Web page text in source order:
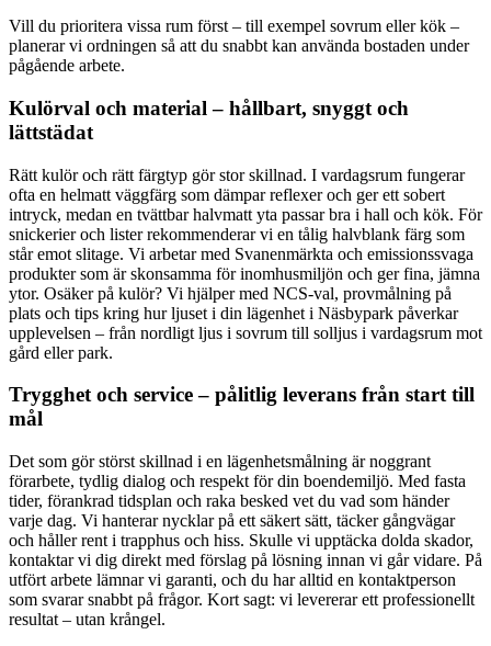
Vill du prioritera vissa rum först – till exempel sovrum eller kök –
planerar vi ordningen så att du snabbt kan använda bostaden under
pågående arbete.
Kulörval och material – hållbart, snyggt och
lättstädat
Rätt kulör och rätt färgtyp gör stor skillnad. I vardagsrum fungerar
ofta en helmatt väggfärg som dämpar reflexer och ger ett sobert
intryck, medan en tvättbar halvmatt yta passar bra i hall och kök. För
snickerier och lister rekommenderar vi en tålig halvblank färg som
står emot slitage. Vi arbetar med Svanenmärkta och emissionssvaga
produkter som är skonsamma för inomhusmiljön och ger fina, jämna
ytor. Osäker på kulör? Vi hjälper med NCS-val, provmålning på
plats och tips kring hur ljuset i din lägenhet i Näsbypark påverkar
upplevelsen – från nordligt ljus i sovrum till solljus i vardagsrum mot
gård eller park.
Trygghet och service – pålitlig leverans från start till
mål
Det som gör störst skillnad i en lägenhetsmålning är noggrant
förarbete, tydlig dialog och respekt för din boendemiljö. Med fasta
tider, förankrad tidsplan och raka besked vet du vad som händer
varje dag. Vi hanterar nycklar på ett säkert sätt, täcker gångvägar
och håller rent i trapphus och hiss. Skulle vi upptäcka dolda skador,
kontaktar vi dig direkt med förslag på lösning innan vi går vidare. På
utfört arbete lämnar vi garanti, och du har alltid en kontaktperson
som svarar snabbt på frågor. Kort sagt: vi levererar ett professionellt
resultat – utan krångel.